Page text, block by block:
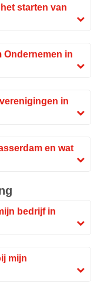
starten van
Ondernemen in
in
en wat
bedrijf in
mijn